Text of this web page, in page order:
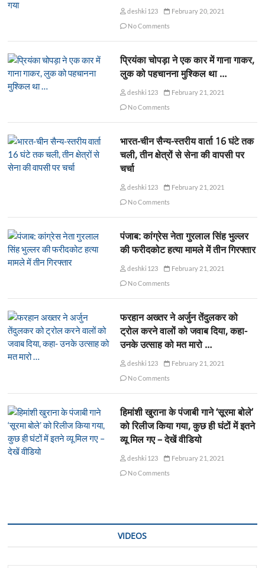
deshki123
February 20, 2021
No Comments
प्रियंका चोपड़ा ने एक कार में गाना गाकर,
लुक को पहचानना मुश्किल था …
deshki123
February 21, 2021
No Comments
भारत-चीन सैन्य-स्तरीय वार्ता 16 घंटे तक
चली, तीन क्षेत्रों से सेना की वापसी पर
चर्चा
deshki123
February 21, 2021
No Comments
पंजाब: कांग्रेस नेता गुरलाल सिंह भुल्लर
की फरीदकोट हत्या मामले में तीन गिरफ्तार
deshki123
February 21, 2021
No Comments
फरहान अख्तर ने अर्जुन तेंदुलकर को
ट्रोल करने वालों को जवाब दिया, कहा-
उनके उत्साह को मत मारो …
deshki123
February 21, 2021
No Comments
हिमांशी खुराना के पंजाबी गाने ‘सूरमा बोले’
को रिलीज किया गया, कुछ ही घंटों में इतने
व्यू मिल गए – देखें वीडियो
deshki123
February 21, 2021
No Comments
VIDEOS